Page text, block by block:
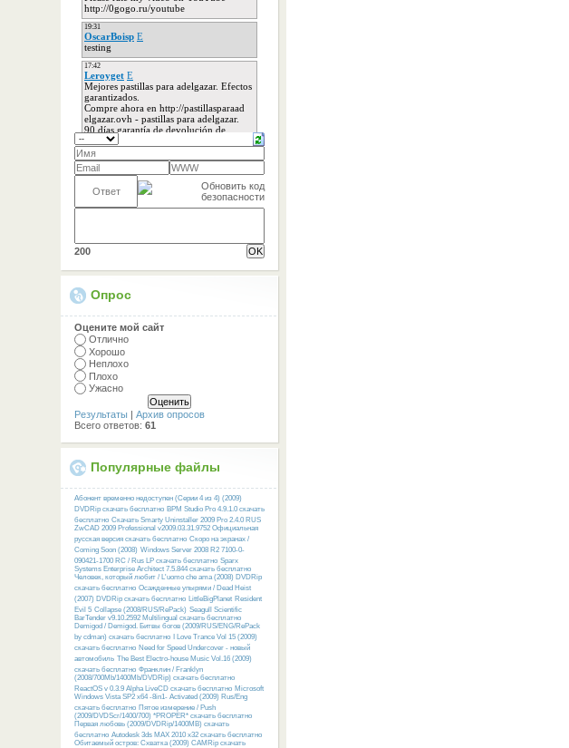
200
Опрос
Оцените мой сайт
Отлично
Хорошо
Неплохо
Плохо
Ужасно
Результаты |Архив опросов
Всего ответов:61
Популярные файлы
Абонент временно недоступен (Серии 4 из 4) (2009)
DVDRip скачать бесплатно BPM Studio Pro 4.9.1.0 скачать
бесплатно Скачать Smarty Uninstaller 2009 Pro 2.4.0 RUS
ZwCAD 2009 Professional v2009.03.31.9752 Официальная
русская версия скачать бесплатно Скоро на экранах /
Coming Soon (2008) Windows Server 2008 R2 7100-0-
090421-1700 RC / Rus LP скачать бесплатно Sparx
Systems Enterprise Architect 7.5.844 скачать бесплатно
Человек, который любит / L'uomo che ama (2008) DVDRip
скачать бесплатно Осажденные упырями / Dead Heist
(2007) DVDRip скачать бесплатно LittleBigPlanet Resident
Evil 5 Collapse (2008/RUS/RePack) Seagull Scientific
BarTender v9.10.2592 Multilingual скачать бесплатно
Demigod / Demigod. Битвы богов (2009/RUS/ENG/RePack
by cdman) скачать бесплатно
I Love Trance Vol 15 (2009)
скачать бесплатно Need for Speed Undercover - новый
автомобиль The Best Electro-house Music Vol.16 (2009)
скачать бесплатно Франклин / Franklyn
(2008/700Mb/1400Mb/DVDRip) скачать бесплатно
ReactOS v 0.3.9 Alpha LiveCD скачать бесплатно Microsoft
Windows Vista SP2 x64 -8in1- Activated (2009) Rus/Eng
скачать бесплатно Пятое измерение / Push
(2009/DVDScr/1400/700) *PROPER* скачать бесплатно
Первая любовь (2009/DVDRip/1400MB) скачать
бесплатно Autodesk 3ds MAX 2010 x32 скачать бесплатно
Обитаемый остров: Схватка (2009) CAMRip скачать